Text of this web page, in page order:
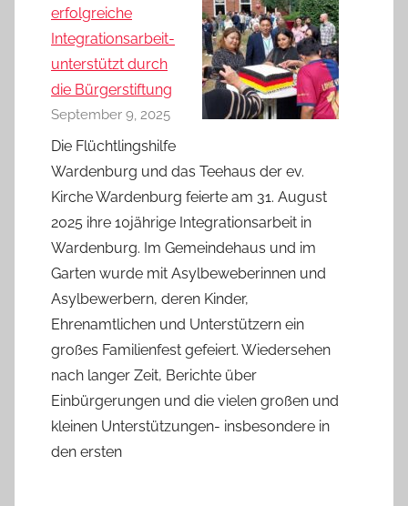
erfolgreiche
Integrationsarbeit-
unterstützt durch
die Bürgerstiftung
September 9, 2025
Die Flüchtlingshilfe
Wardenburg und das Teehaus der ev.
Kirche Wardenburg feierte am 31. August
2025 ihre 10jährige Integrationsarbeit in
Wardenburg. Im Gemeindehaus und im
Garten wurde mit Asylbeweberinnen und
Asylbewerbern, deren Kinder,
Ehrenamtlichen und Unterstützern ein
großes Familienfest gefeiert. Wiedersehen
nach langer Zeit, Berichte über
Einbürgerungen und die vielen großen und
kleinen Unterstützungen- insbesondere in
den ersten